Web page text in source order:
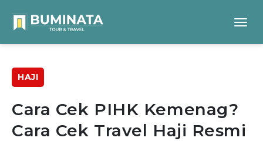
HAJI
Cara Cek PIHK Kemenag?
Cara Cek Travel Haji Resmi